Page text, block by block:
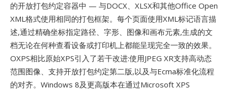
的开放打包约定容器中 — 与DOCX、XLSX和其他Office Open
XML格式使用相同的打包框架。每个页面使用XML标记语言描
述,通过精确坐标指定路径、字形、图像和画布元素,生成的文
档无论在何种查看设备或打印机上都能呈现完全一致的效果。
OXPS相比原始XPS引入了若干改进:使用JPEG XR支持高动态
范围图像、支持开放打包约定第二版,以及与Ecma标准化流程
的对齐。Windows 8及更高版本在通过Microsoft XPS